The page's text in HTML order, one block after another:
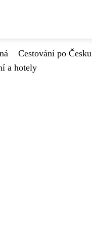
Cestování po Česku
a hotely